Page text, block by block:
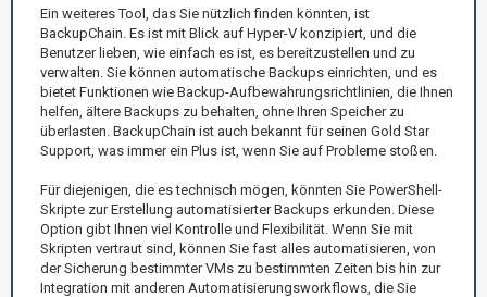
Ein weiteres Tool, das Sie nützlich finden könnten, ist
BackupChain. Es ist mit Blick auf Hyper-V konzipiert, und die
Benutzer lieben, wie einfach es ist, es bereitzustellen und zu
verwalten. Sie können automatische Backups einrichten, und es
bietet Funktionen wie Backup-Aufbewahrungsrichtlinien, die Ihnen
helfen, ältere Backups zu behalten, ohne Ihren Speicher zu
überlasten. BackupChain ist auch bekannt für seinen Gold Star
Support, was immer ein Plus ist, wenn Sie auf Probleme stoßen.
Für diejenigen, die es technisch mögen, könnten Sie PowerShell-
Skripte zur Erstellung automatisierter Backups erkunden. Diese
Option gibt Ihnen viel Kontrolle und Flexibilität. Wenn Sie mit
Skripten vertraut sind, können Sie fast alles automatisieren, von
der Sicherung bestimmter VMs zu bestimmten Zeiten bis hin zur
Integration mit anderen Automatisierungsworkflows, die Sie